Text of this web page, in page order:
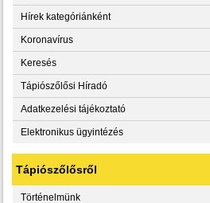
Hírek kategóriánként
Koronavírus
Keresés
Tápiószőlősi Híradó
Adatkezelési tájékoztató
Elektronikus ügyintézés
Tápiószőlősről
Történelmünk